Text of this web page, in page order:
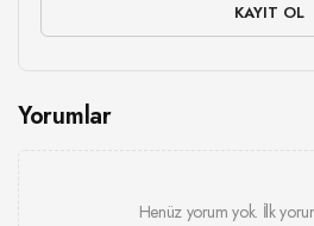
KAYIT OL
Yorumlar
Henüz yorum yok. İlk